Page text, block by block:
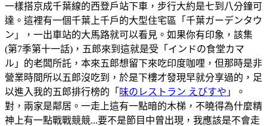
一樣搭京成千葉線的西登戶站下車，步行大約是七到八分鐘可
達。這裡有一個千葉上千戶的大型住宅區「千葉ガーデンタウ
ン」，一出車站的大馬路就可以看見。如果你有印象，該集
(第7季第十一話)，五郎來到這就是受「インドの食堂カマ
ル」的老闆所託，本來五郎想留下來吃印度咖哩，但那時是非
營業時間所以五郎沒吃到，於是下樓才發現早就分享過的，足
以進入我的五郎排行榜的「 味のレストラン えびすや 」。
對，兩家是鄰居。一走上這有一點暗的木梯，不曉得為什麼精
神上有一點戰戰競競...要不是節目中曾出現，我應該是不會走